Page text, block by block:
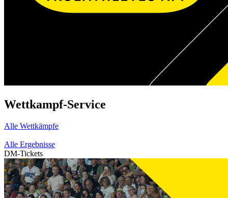
Wettkampf-Service
Alle Wettkämpfe
Alle Ergebnisse
DM-Tickets